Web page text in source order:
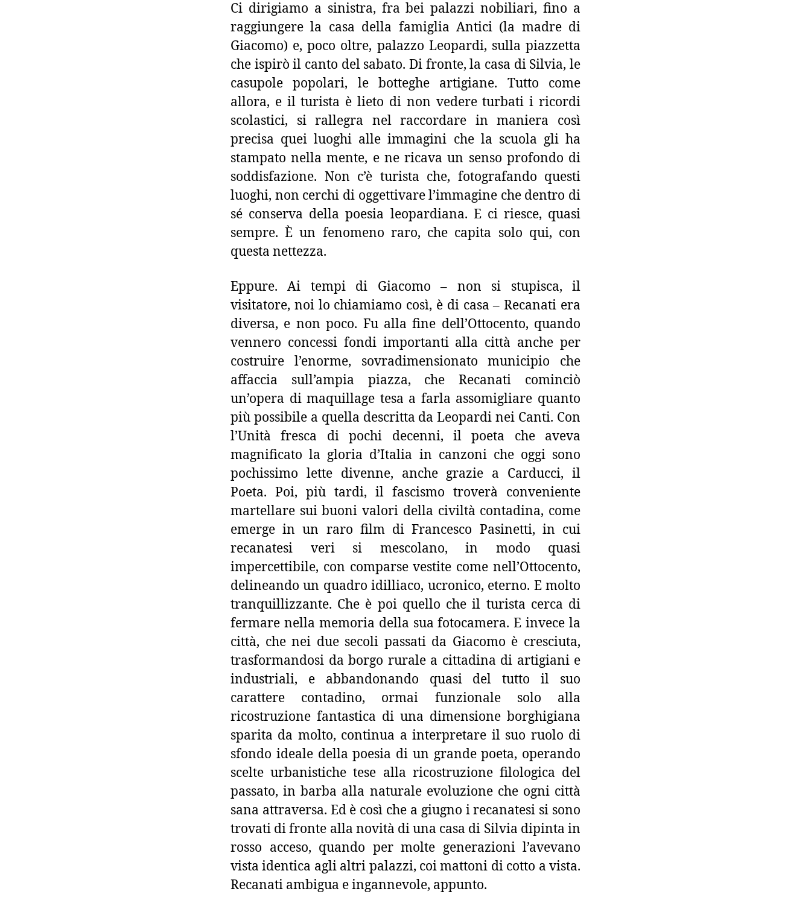
Ci dirigiamo a sinistra, fra bei palazzi nobiliari, fino a
raggiungere la casa della famiglia Antici (la madre di
Giacomo) e, poco oltre, palazzo Leopardi, sulla piazzetta
che ispirò il canto del sabato. Di fronte, la casa di Silvia, le
casupole popolari, le botteghe artigiane. Tutto come
allora, e il turista è lieto di non vedere turbati i ricordi
scolastici, si rallegra nel raccordare in maniera così
precisa quei luoghi alle immagini che la scuola gli ha
stampato nella mente, e ne ricava un senso profondo di
soddisfazione. Non c’è turista che, fotografando questi
luoghi, non cerchi di oggettivare l’immagine che dentro di
sé conserva della poesia leopardiana. E ci riesce, quasi
sempre. È un fenomeno raro, che capita solo qui, con
questa nettezza.
Eppure. Ai tempi di Giacomo – non si stupisca, il
visitatore, noi lo chiamiamo così, è di casa – Recanati era
diversa, e non poco. Fu alla fine dell’Ottocento, quando
vennero concessi fondi importanti alla città anche per
costruire l’enorme, sovradimensionato municipio che
affaccia sull’ampia piazza, che Recanati cominciò
un’opera di maquillage tesa a farla assomigliare quanto
più possibile a quella descritta da Leopardi nei Canti. Con
l’Unità fresca di pochi decenni, il poeta che aveva
magnificato la gloria d’Italia in canzoni che oggi sono
pochissimo lette divenne, anche grazie a Carducci, il
Poeta. Poi, più tardi, il fascismo troverà conveniente
martellare sui buoni valori della civiltà contadina, come
emerge in un raro film di Francesco Pasinetti, in cui
recanatesi veri si mescolano, in modo quasi
impercettibile, con comparse vestite come nell’Ottocento,
delineando un quadro idilliaco, ucronico, eterno. E molto
tranquillizzante. Che è poi quello che il turista cerca di
fermare nella memoria della sua fotocamera. E invece la
città, che nei due secoli passati da Giacomo è cresciuta,
trasformandosi da borgo rurale a cittadina di artigiani e
industriali, e abbandonando quasi del tutto il suo
carattere contadino, ormai funzionale solo alla
ricostruzione fantastica di una dimensione borghigiana
sparita da molto, continua a interpretare il suo ruolo di
sfondo ideale della poesia di un grande poeta, operando
scelte urbanistiche tese alla ricostruzione filologica del
passato, in barba alla naturale evoluzione che ogni città
sana attraversa. Ed è così che a giugno i recanatesi si sono
trovati di fronte alla novità di una casa di Silvia dipinta in
rosso acceso, quando per molte generazioni l’avevano
vista identica agli altri palazzi, coi mattoni di cotto a vista.
Recanati ambigua e ingannevole, appunto.